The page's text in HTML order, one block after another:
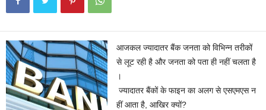
आजकल ज्यादातर बैंक जनता को विभिन्न तरीकों
से लूट रही है और जनता को पता ही नहीं चलता है
।
ज्यादातर बैंकों के फाइन का अलग से एसएमएस न
हीं आता है, आखिर क्यों?